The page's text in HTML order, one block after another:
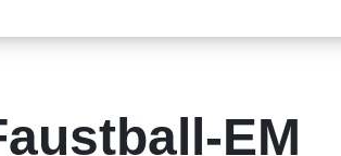
EM